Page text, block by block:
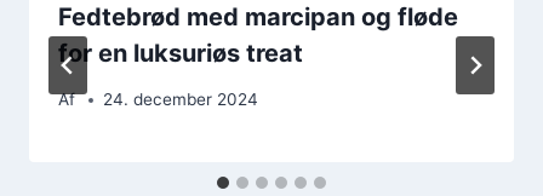
Fedtebrød med marcipan og fløde
for en luksuriøs treat
Af 24. december 2024